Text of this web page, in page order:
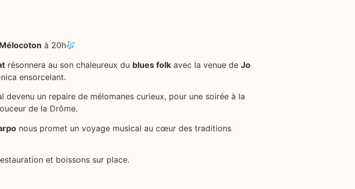
à 20h
résonnera au son chaleureux du blues folk avec la venue de Jo
ensorcelant.
devenu un repaire de mélomanes curieux, pour une soirée à la
de la Drôme.
nous promet un voyage musical au cœur des traditions
et boissons sur place.